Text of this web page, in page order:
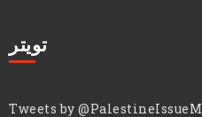
تويتر
Tweets by @PalestineIssueM